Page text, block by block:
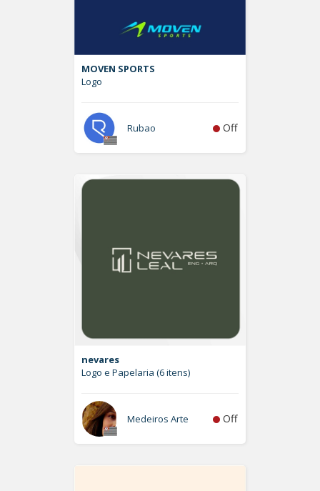
MOVEN SPORTS
Logo
Rubao Off
nevares
Logo e Papelaria (6 itens)
Medeiros Arte Off